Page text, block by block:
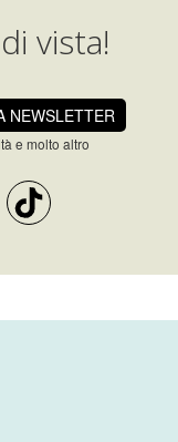
vista!
NEWSLETTER
e molto altro